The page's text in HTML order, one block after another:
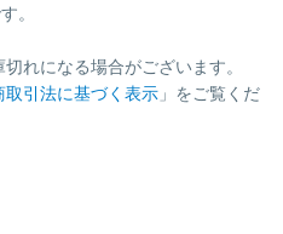
。
れになる場合がございます。
取引法に基づく表示 」をご覧くだ